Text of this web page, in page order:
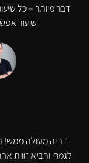
דבר מיותר – כל
שיעור
" היה מעולה ממש!
לגמרי והביא זווית